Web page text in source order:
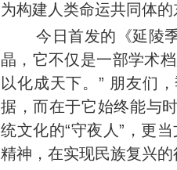
为构建人类命运共同体的
今日首发的《延陵
晶，它不仅是一部学术
以化成天下。” 朋友们
据，而在于它始终能与
统文化的“守夜人”，更
精神，在实现民族复兴的